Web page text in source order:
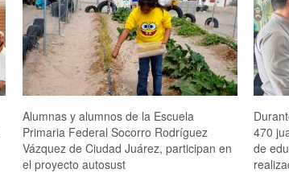
Alumnas y alumnos de la Escuela
Primaria Federal Socorro Rodríguez
Vázquez de Ciudad Juárez, participan en
el proyecto autosust
470
de